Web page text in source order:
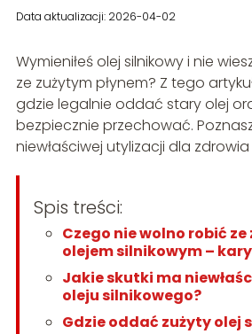
Data aktualizacji: 2026-04-02
Wymieniłeś olej silnikowy i nie
ze zużytym płynem? Z tego
gdzie legalnie oddać stary olej
bezpiecznie przechować.
niewłaściwej utylizacji dla
Spis treści:
Czego nie wolno robić
olejem silnikowym –
Jakie skutki ma
oleju silnikowego?
Gdzie oddać zużyty olej